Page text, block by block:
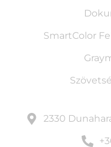
SmartColor
2330